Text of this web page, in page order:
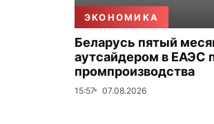
ЭКОНОМИКА
Беларусь пятый
аутсайдером в ЕАЭС
промпроизводства
15:57 07.08.2026